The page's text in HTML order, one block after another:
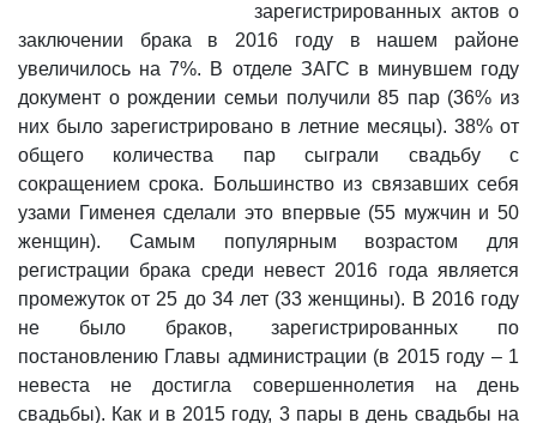
зарегистрированных актов о
заключении брака в 2016 году в нашем районе
увеличилось на 7%. В отделе ЗАГС в минувшем году
документ о рождении семьи получили 85 пар (36% из
них было зарегистрировано в летние месяцы). 38% от
общего количества пар сыграли свадьбу с
сокращением срока. Большинство из связавших себя
узами Гименея сделали это впервые (55 мужчин и 50
женщин). Самым популярным возрастом для
регистрации брака среди невест 2016 года является
промежуток от 25 до 34 лет (33 женщины). В 2016 году
не было браков, зарегистрированных по
постановлению Главы администрации (в 2015 году – 1
невеста не достигла совершеннолетия на день
свадьбы). Как и в 2015 году, 3 пары в день свадьбы на